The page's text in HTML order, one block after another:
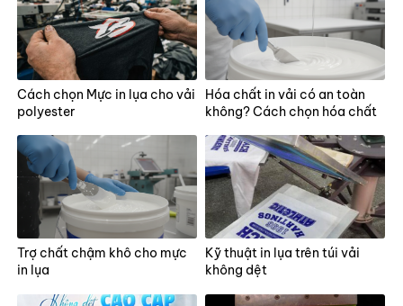
Cách chọn Mực in lụa cho vải
polyester
Hóa chất in vải có an toàn
không? Cách chọn hóa chất
Trợ chất chậm khô cho mực
in lụa
Kỹ thuật in lụa trên túi vải
không dệt